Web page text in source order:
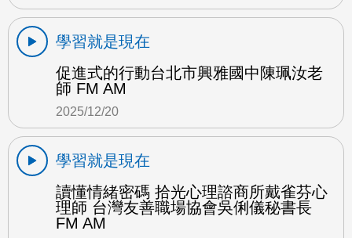
學習就是現在
促進式的行動台北市興雅國中陳珮汝老
師 FM AM
2025/12/20
學習就是現在
讀懂情緒密碼 拾光心理諮商所戴雀芬心
理師 台灣友善職場協會吳俐儀秘書長
FM AM